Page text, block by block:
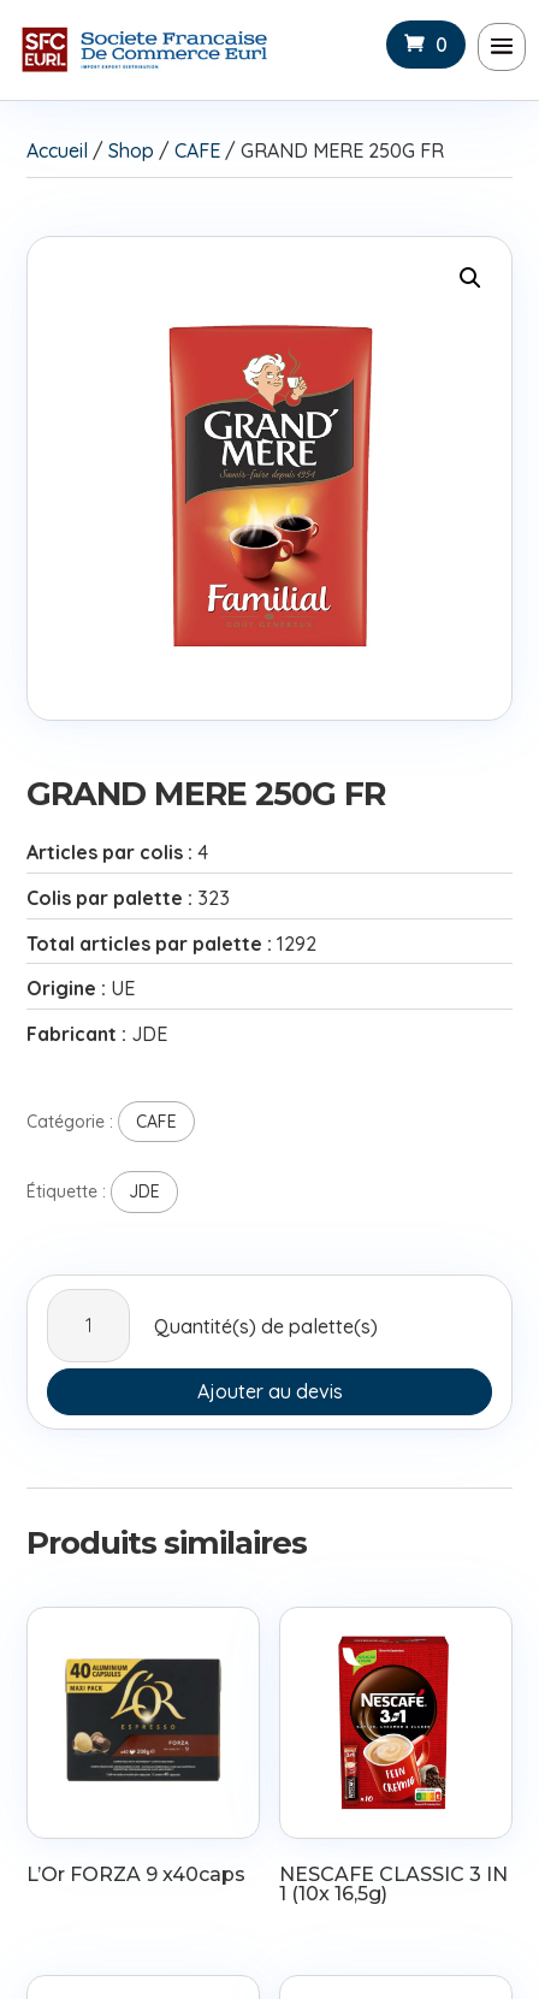
0
Accueil /Shop /CAFE / GRAND MERE 250G FR
GRAND MERE 250G FR
Articles par colis :4
Colis par palette : 323
Total articles par palette :1292
Origine : UE
Fabricant : JDE
Catégorie : CAFE
Étiquette : JDE
quantité
GRAND
MERE
250G
Quantité(s) de palette(s)
Ajouter au devis
Produits similaires
L’Or FORZA 9 x40caps
NESCAFE CLASSIC 3 IN
1 (10x 16,5g)